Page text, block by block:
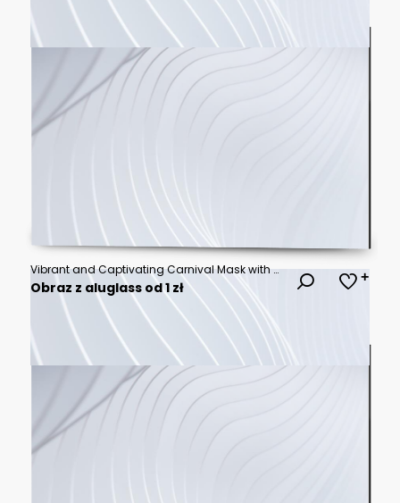
Vibrant and Captivating Carnival Mask with Ornate and Dazzling Colors Colorful and Extravagant Masquerade Costume with Glittering Embellishments Capturing the Essence of a Glamorous and Theatrical
Obraz z aluglass od 1 zł